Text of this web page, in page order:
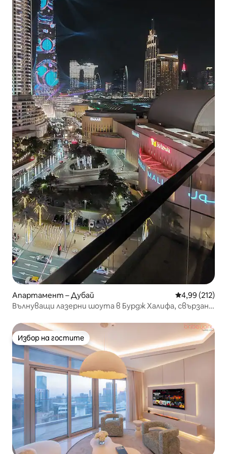
Апартамент – Дубай Средна
4,99 (212)
Вълнуващи лазерни шоута в Бурдж Халифа, свързани
Избор на гостите
Избор на гостите